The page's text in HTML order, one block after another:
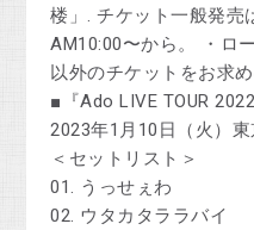
楼」. チケット一般発売
AM10:00〜から。 ・ロ
以外のチケットをお求
■『Ado LIVE TOUR
2023年1月10日（火）
＜セットリスト＞
01. うっせぇわ
02. ウタカタララバイ